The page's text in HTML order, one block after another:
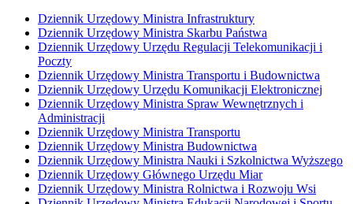
Dziennik Urzędowy Ministra Infrastruktury
Dziennik Urzędowy Ministra Skarbu Państwa
Dziennik Urzędowy Urzędu Regulacji Telekomunikacji i
Poczty
Dziennik Urzędowy Ministra Transportu i Budownictwa
Dziennik Urzędowy Urzędu Komunikacji Elektronicznej
Dziennik Urzędowy Ministra Spraw Wewnętrznych i
Administracji
Dziennik Urzędowy Ministra Transportu
Dziennik Urzędowy Ministra Budownictwa
Dziennik Urzędowy Ministra Nauki i Szkolnictwa Wyższego
Dziennik Urzędowy Głównego Urzędu Miar
Dziennik Urzędowy Ministra Rolnictwa i Rozwoju Wsi